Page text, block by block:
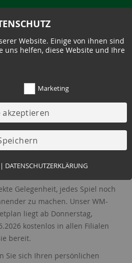
IST
Gelegenheit, jedes Spiel noch
zu machen. Unser WM-
liegt ab Donnerstag,
kostenlos in allen Filialen
bereit.
Sie sich Ihren persönlichen
Website. Einige von ihnen sind
uns helfen, diese Website und Ihre
Marketing
(3)
Cookie-Einstellungen des Besuchers
| DATENSCHUTZERKLÄRUNG